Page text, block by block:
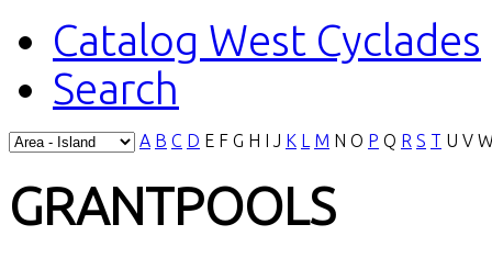
Catalog West Cyclades
Search
A B C D E F G H J K M N O P Q R S T U V
GRANTPOOLS